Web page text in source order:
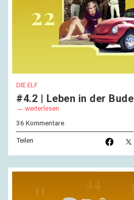
DIE ELF
#4.2 | Leben in der Bude
weiterlesen
36 Kommentare
Teilen